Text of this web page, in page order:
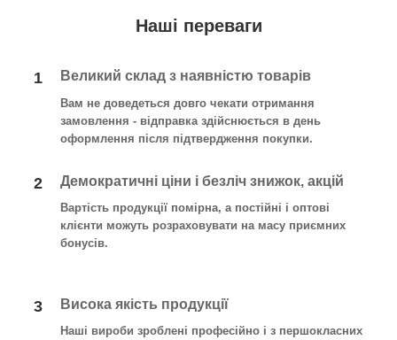
Наші переваги
1 Великий склад з наявністю товарів
Вам не доведеться довго чекати отримання
замовлення - відправка здійснюється в день
оформлення після підтвердження покупки.
2 Демократичні ціни і безліч знижок, акцій
Вартість продукції помірна, а постійні і оптові
клієнти можуть розраховувати на масу приємних
бонусів.
3 Висока якість продукції
Наші вироби зроблені професійно і з першокласних